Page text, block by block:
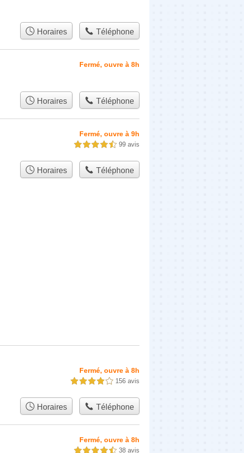
Horaires Téléphone
Fermé, ouvre à 8h
Horaires Téléphone
Fermé, ouvre à 9h
4,5 étoiles sur 5 99 avis
Horaires Téléphone
Fermé, ouvre à 8h
4,0 étoiles sur 5 156 avis
Horaires Téléphone
Fermé, ouvre à 8h
4,5 étoiles sur 5 38 avis